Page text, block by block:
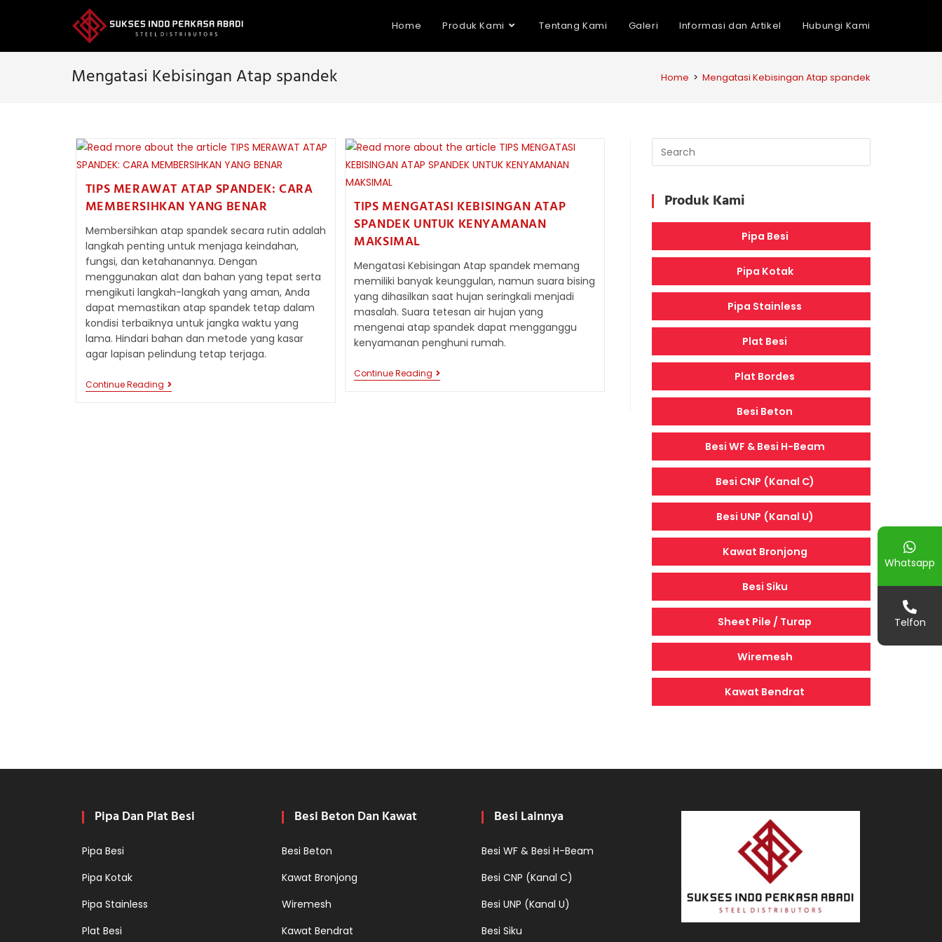
Home Produk Kami Tentang Kami Galeri Informasi dan Artikel Hubungi Kami
Mengatasi Kebisingan Atap spandek Home > Mengatasi Kebisingan Atap spandek
TIPS MERAWAT ATAP SPANDEK: CARA
MEMBERSIHKAN YANG BENAR
Membersihkan atap spandek secara rutin adalah
langkah penting untuk menjaga keindahan,
fungsi, dan ketahanannya. Dengan
menggunakan alat dan bahan yang tepat serta
mengikuti langkah-langkah yang aman, Anda
dapat memastikan atap spandek tetap dalam
kondisi terbaiknya untuk jangka waktu yang
lama. Hindari bahan dan metode yang kasar
agar lapisan pelindung tetap terjaga.
Continue ReadingTIPS
MERAWAT
TIPS MENGATASI KEBISINGAN ATAP
SPANDEK UNTUK KENYAMANAN
MAKSIMAL
Mengatasi Kebisingan Atap spandek memang
memiliki banyak keunggulan, namun suara bising
yang dihasilkan saat hujan seringkali menjadi
masalah. Suara tetesan air hujan yang
mengenai atap spandek dapat mengganggu
kenyamanan penghuni rumah.
Continue Reading TIPS
MENGATASI
Produk Kami
Pipa Besi
Pipa Kotak
Pipa Stainless
Plat Besi
Plat Bordes
Besi Beton
Besi WF & Besi H-Beam
Besi CNP (Kanal C)
Besi UNP (Kanal U)
Kawat Bronjong
Besi Siku
Sheet Pile / Turap
Wiremesh
Kawat Bendrat
Pipa Dan Plat Besi
Pipa Besi
Pipa Kotak
Pipa Stainless
Plat Besi
Besi Beton Dan Kawat
Besi Beton
Kawat Bronjong
Wiremesh
Kawat Bendrat
Besi Lainnya
Besi WF & Besi H-Beam
Besi CNP (Kanal C)
Besi UNP (Kanal U)
Besi Siku
Whatsapp
Telfon